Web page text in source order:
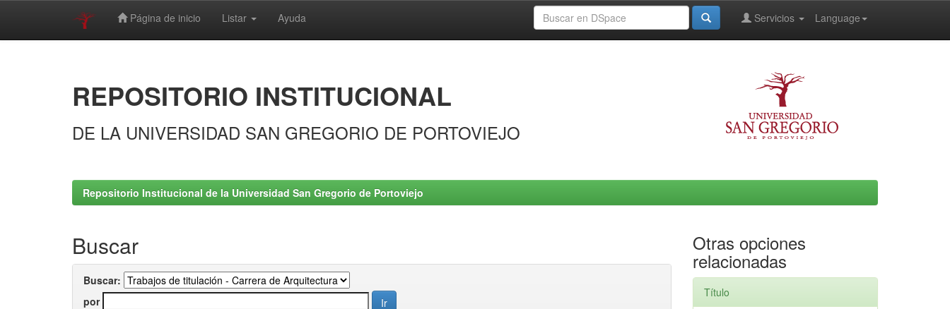
Página de inicio Listar Ayuda Language
Servicios
REPOSITORIO INSTITUCIONAL
DE LA UNIVERSIDAD SAN GREGORIO DE PORTOVIEJO
Repositorio Institucional de la Universidad San Gregorio de Portoviejo
Buscar
Buscar:
por
Otras opciones
relacionadas
Título